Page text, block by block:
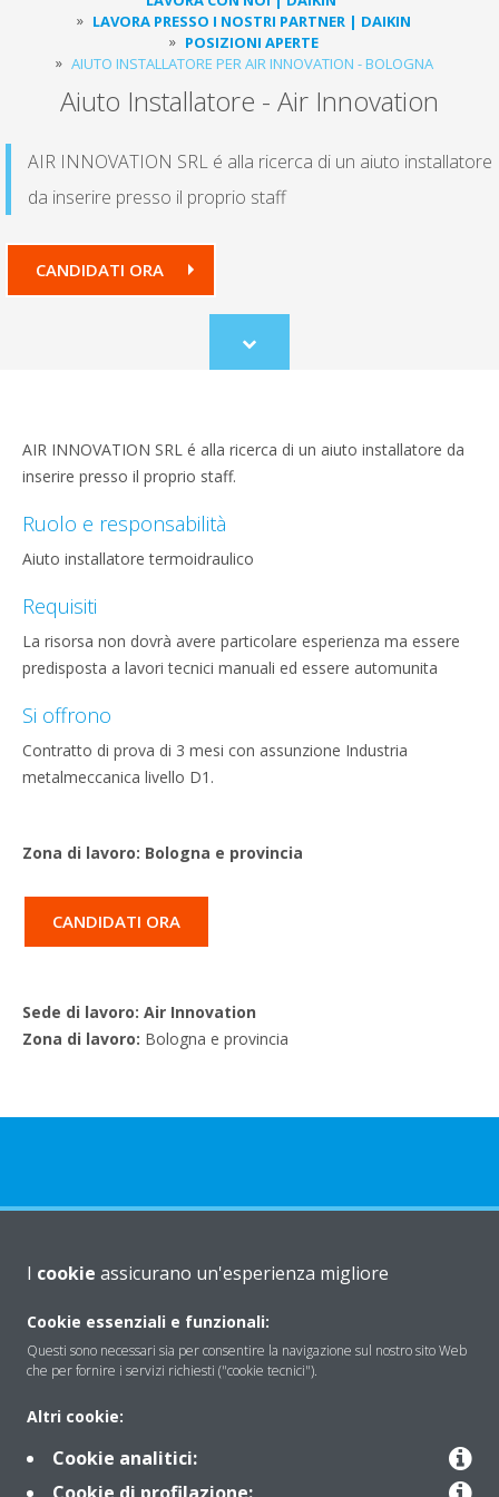
LAVORA PRESSO I NOSTRI PARTNER | DAIKIN
POSIZIONI APERTE
AIUTO INSTALLATORE PER AIR INNOVATION - BOLOGNA
Aiuto Installatore - Air Innovation
AIR INNOVATION SRL é alla ricerca di un aiuto installatore
da inserire presso il proprio staff
CANDIDATI ORA
Scroll
to
AIR INNOVATION SRL é alla ricerca di un aiuto installatore da
inserire presso il proprio staff.
Ruolo e responsabilità
Aiuto installatore termoidraulico
Requisiti
La risorsa non dovrà avere particolare esperienza ma essere
predisposta a lavori tecnici manuali ed essere automunita
Si offrono
Contratto di prova di 3 mesi con assunzione Industria
metalmeccanica livello D1.
Zona di lavoro: Bologna e provincia
CANDIDATI ORA
Sede di lavoro: Air Innovation
Zona di lavoro: Bologna e provincia
Soluzioni
Contattaci
Periodo di supporto definito
I cookie assicurano un'esperienza migliore
Cookie essenziali e funzionali:
Questi sono necessari sia per consentire la navigazione sul nostro sito Web
che per fornire i servizi richiesti ("cookie tecnici").
Altri cookie:
Cookie analitici: